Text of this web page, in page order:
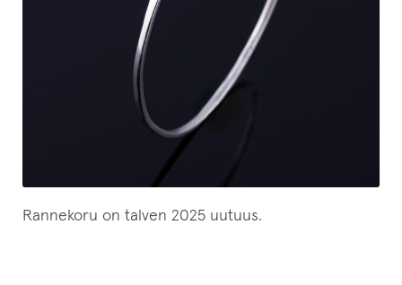
Rannekoru on talven 2025 uutuus.